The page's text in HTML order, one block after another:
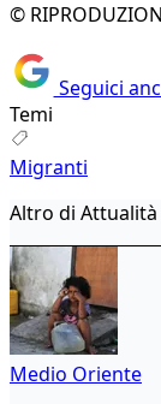
©
Seguici
Temi
Migranti
Altro di Attualità
Medio Oriente